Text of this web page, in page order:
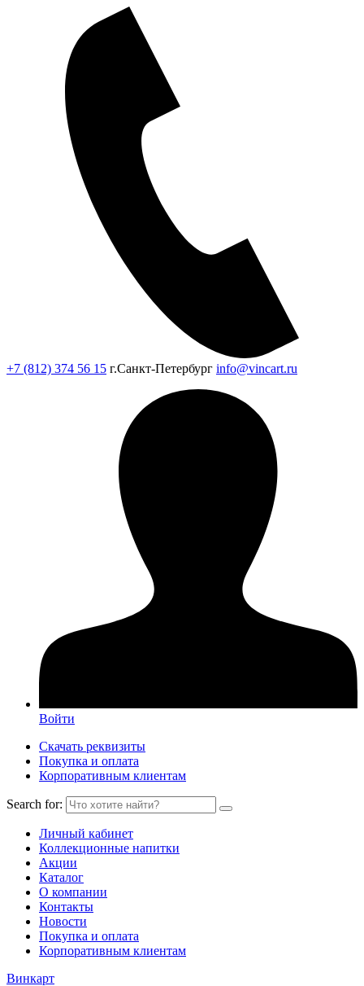
+7 (812) 374 56 15 г.Санкт-Петербург info@vincart.ru
Войти
Скачать реквизиты
Покупка и оплата
Корпоративным клиентам
Search for:
Личный кабинет
Коллекционные напитки
Акции
Каталог
О компании
Контакты
Новости
Покупка и оплата
Корпоративным клиентам
Винкарт